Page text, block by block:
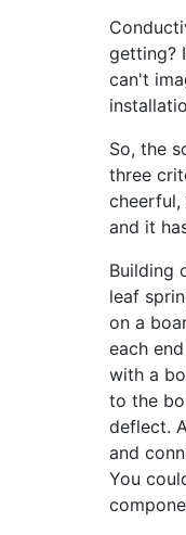
getting?
can't
So, the
three
and it
Building
leaf
on a
each
with a
to the
deflect.
and
You